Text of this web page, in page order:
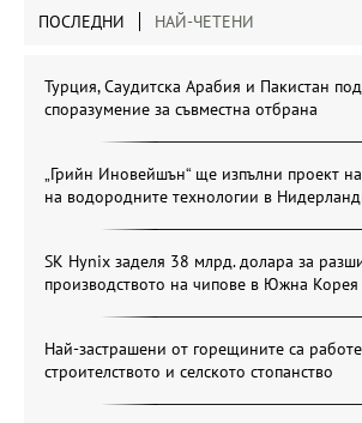
ПОСЛЕДНИ НАЙ-ЧЕТЕНИ
Турция, Саудитска Арабия и Пакистан
споразумение за съвместна отбрана
„Грийн Иновейшън“ ще изпълни проект
на водородните технологии в
SK Hynix заделя 38 млрд. долара за
производството на чипове в Южна Корея
Най-застрашени от горещините са
строителството и селското стопанство